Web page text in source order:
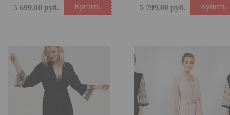
Купить
5 699.00 руб. Купить
5 799.00 руб.